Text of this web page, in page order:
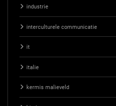
industrie
interculturele communicatie
it
italie
kermis malieveld